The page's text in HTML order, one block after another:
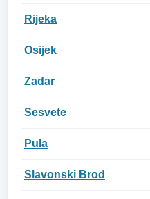
Rijeka
Osijek
Zadar
Sesvete
Pula
Slavonski Brod